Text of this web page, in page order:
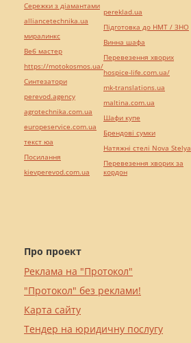
Про проект
Реклама на "Протокол"
"Протокол" без реклами!
Карта сайту
Тендер на юридичну послугу
Сережки з діамантами
alliancetechnika.ua
миралинкс
Веб мастер
https://motokosmos.ua/
Синтезатори
perevod.agency
agrotechnika.com.ua
europeservice.com.ua
текст юа
Посилання
kievperevod.com.ua
pereklad.ua
Підготовка до НМТ / ЗНО
Винна шафа
Перевезення хворих
hospice-life.com.ua/
mk-translations.ua
maltina.com.ua
Шафи купе
Брендові сумки
Натяжні стелі Nova Stelya
Перевезення хворих за
кордон